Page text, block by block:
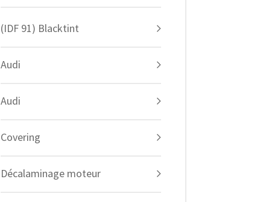
(IDF 91) Blacktint
Audi
Audi
Covering
Décalaminage moteur